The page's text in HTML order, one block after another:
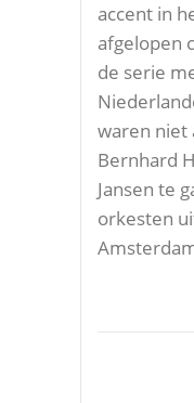
accent in
afgelopen
de serie
waren niet
Bernhard
Jansen te
orkesten